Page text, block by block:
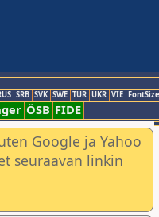
SRB SVK SWE TUR UKR VIE
ÖSB FIDE
Google ja Yahoo
seuraavan linkin